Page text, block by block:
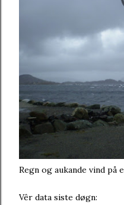
Regn og aukande vind på
Vêr data siste døgn: